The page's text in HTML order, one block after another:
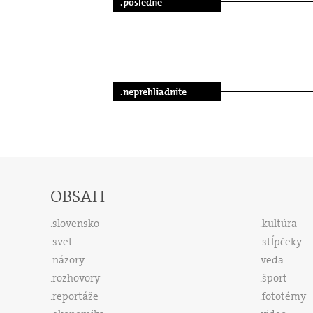
.neprehliadnite
OBSAH
slovensko
svet
názory
rozhovory
reportáže
kultúra
stĺpčeky
veda
šport
fototémy